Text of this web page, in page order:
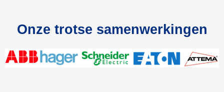
Onze trotse samenwerkingen